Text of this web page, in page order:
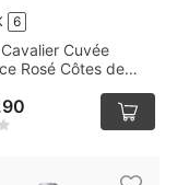
6
Cuvée
Rosé Côtes de